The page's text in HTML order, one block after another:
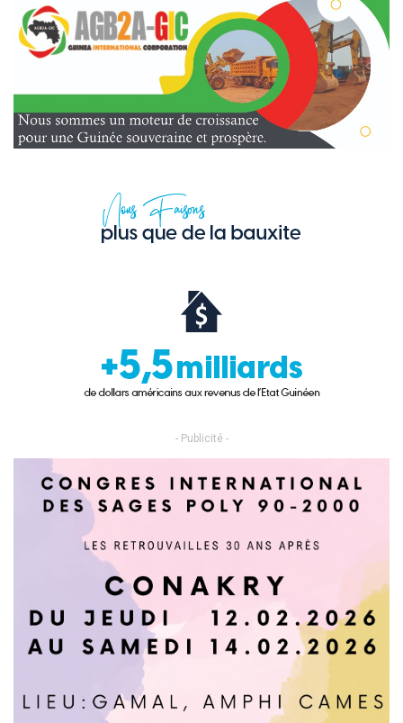
- Publicité -